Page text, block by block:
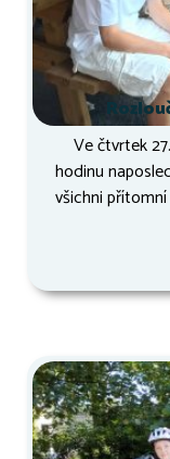
Ve čtvrtek
hodinu
všichni